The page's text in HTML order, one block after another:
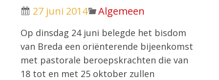
27 juni 2014 Algemeen
Op dinsdag 24 juni belegde het bisdom
van Breda een oriënterende bijeenkomst
met pastorale beroepskrachten die van
18 tot en met 25 oktober zullen